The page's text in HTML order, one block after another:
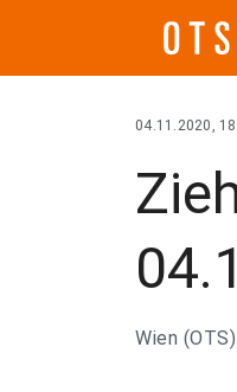
04.11.2020,
Wien